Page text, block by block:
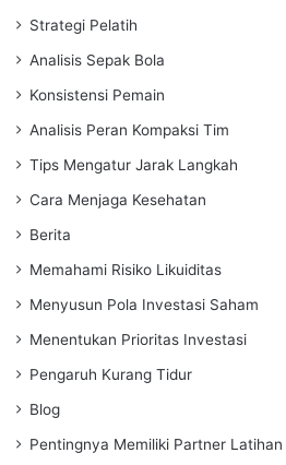
Strategi Pelatih
Analisis Sepak Bola
Konsistensi Pemain
Analisis Peran Kompaksi Tim
Tips Mengatur Jarak Langkah
Cara Menjaga Kesehatan
Berita
Memahami Risiko Likuiditas
Menyusun Pola Investasi Saham
Menentukan Prioritas Investasi
Pengaruh Kurang Tidur
Blog
Pentingnya Memiliki Partner Latihan